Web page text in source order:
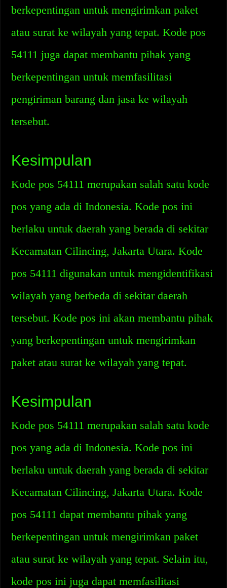
berkepentingan untuk mengirimkan paket
atau surat ke wilayah yang tepat. Kode pos
54111 juga dapat membantu pihak yang
berkepentingan untuk memfasilitasi
pengiriman barang dan jasa ke wilayah
tersebut.
Kesimpulan
Kode pos 54111 merupakan salah satu kode
pos yang ada di Indonesia. Kode pos ini
berlaku untuk daerah yang berada di sekitar
Kecamatan Cilincing, Jakarta Utara. Kode
pos 54111 digunakan untuk mengidentifikasi
wilayah yang berbeda di sekitar daerah
tersebut. Kode pos ini akan membantu pihak
yang berkepentingan untuk mengirimkan
paket atau surat ke wilayah yang tepat.
Kesimpulan
Kode pos 54111 merupakan salah satu kode
pos yang ada di Indonesia. Kode pos ini
berlaku untuk daerah yang berada di sekitar
Kecamatan Cilincing, Jakarta Utara. Kode
pos 54111 dapat membantu pihak yang
berkepentingan untuk mengirimkan paket
atau surat ke wilayah yang tepat. Selain itu,
kode pos ini juga dapat memfasilitasi